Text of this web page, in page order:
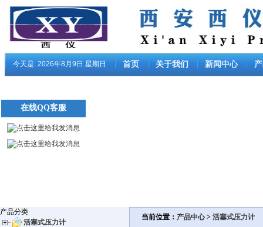
今天是: 2026年8月9日 星期日 首页 关于我们 新闻中心
产品分类
活塞式压力计
当前位置： 产品中心> 活塞式压力计
在线QQ客服